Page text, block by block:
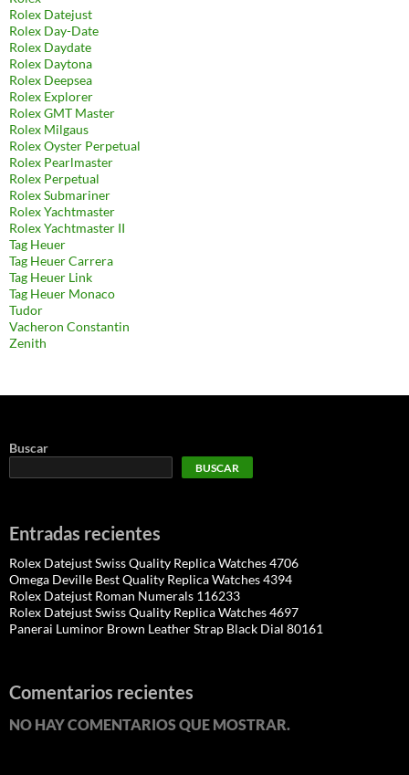
Rolex Datejust
Rolex Day-Date
Rolex Daydate
Rolex Daytona
Rolex Deepsea
Rolex Explorer
Rolex GMT Master
Rolex Milgaus
Rolex Oyster Perpetual
Rolex Pearlmaster
Rolex Perpetual
Rolex Submariner
Rolex Yachtmaster
Rolex Yachtmaster II
Tag Heuer
Tag Heuer Carrera
Tag Heuer Link
Tag Heuer Monaco
Tudor
Vacheron Constantin
Zenith
Buscar
BUSCAR
Entradas recientes
Rolex Datejust Swiss Quality Replica Watches 4706
Omega Deville Best Quality Replica Watches 4394
Rolex Datejust Roman Numerals 116233
Rolex Datejust Swiss Quality Replica Watches 4697
Panerai Luminor Brown Leather Strap Black Dial 80161
Comentarios recientes
NO HAY COMENTARIOS QUE MOSTRAR.